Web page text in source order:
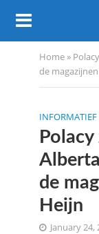
Home»
de
INFORMATIEF
de
Heijn
January 24,